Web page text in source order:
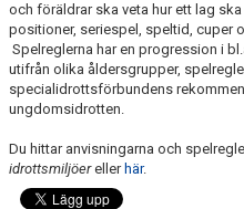
och föräldrar ska veta hur ett lag
positioner, seriespel, speltid, cuper
Spelreglerna har en progression i
utifrån olika åldersgrupper,
specialidrottsförbundens
ungdomsidrotten.
Du hittar anvisningarna och
idrottsmiljöereller här.